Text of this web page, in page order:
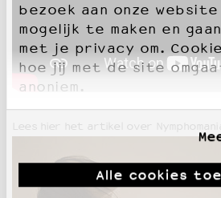
bezoek aan onze
mogelijk te maken en
met je privacy om.
hoe jij met de site
anoniem.
Alle cookies
Lees hier het artikel over